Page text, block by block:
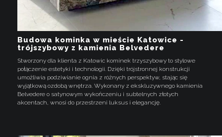
Budowa kominka w mieście Katowice -
trójszybowy z kamienia Belvedere
Stworzony dla klienta z Katowic kominek trzyszybowy to stylowe
połączenie estetyki i technologii. Dzięki trójstronnej konstrukcji
umożliwia podziwianie ognia z różnych perspektyw, stając się
wyjątkową ozdobą wnętrza. Wykonany z ekskluzywnego kamienia
Belvedere o satynowym wykończeniu i subtelnych złotych
akcentach, wnosi do przestrzeni luksus i elegancję.